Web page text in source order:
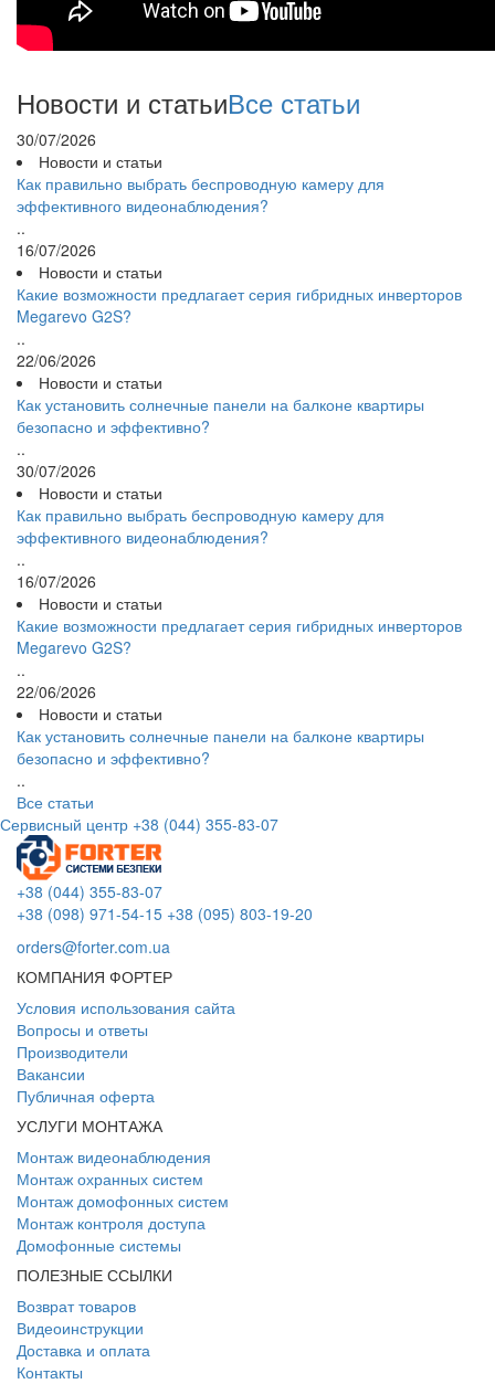
Новости и статьиВсе статьи
30/07/2026
Новости и статьи
Как правильно выбрать беспроводную камеру для
эффективного видеонаблюдения?
..
16/07/2026
Новости и статьи
Какие возможности предлагает серия гибридных инверторов
Megarevo G2S?
..
22/06/2026
Новости и статьи
Как установить солнечные панели на балконе квартиры
безопасно и эффективно?
..
30/07/2026
Новости и статьи
Как правильно выбрать беспроводную камеру для
эффективного видеонаблюдения?
..
16/07/2026
Новости и статьи
Какие возможности предлагает серия гибридных инверторов
Megarevo G2S?
..
22/06/2026
Новости и статьи
Как установить солнечные панели на балконе квартиры
безопасно и эффективно?
..
Все статьи
Сервисный центр +38 (044) 355-83-07
+38 (044) 355-83-07
+38 (098) 971-54-15 +38 (095) 803-19-20
orders@forter.com.ua
КОМПАНИЯ ФОРТЕР
Условия использования сайта
Вопросы и ответы
Производители
Вакансии
Публичная оферта
УСЛУГИ МОНТАЖА
Монтаж видеонаблюдения
Монтаж охранных систем
Монтаж домофонных систем
Монтаж контроля доступа
Домофонные системы
ПОЛЕЗНЫЕ ССЫЛКИ
Возврат товаров
Видеоинструкции
Доставка и оплата
Контакты